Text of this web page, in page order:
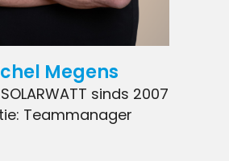
Megens
sinds 2007
Teammanager